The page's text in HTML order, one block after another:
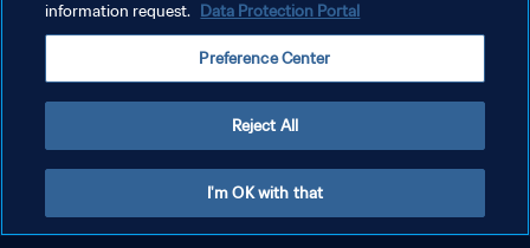
POLITIQUE DE CONFIDENTIALITÉ
CONDITIONS D'UTILISATION
GÉRER VOS PRÉFÉRENCES SUR LES COOKIES
information request. Data Protection Portal
Preference Center
Reject All
I'm OK with that